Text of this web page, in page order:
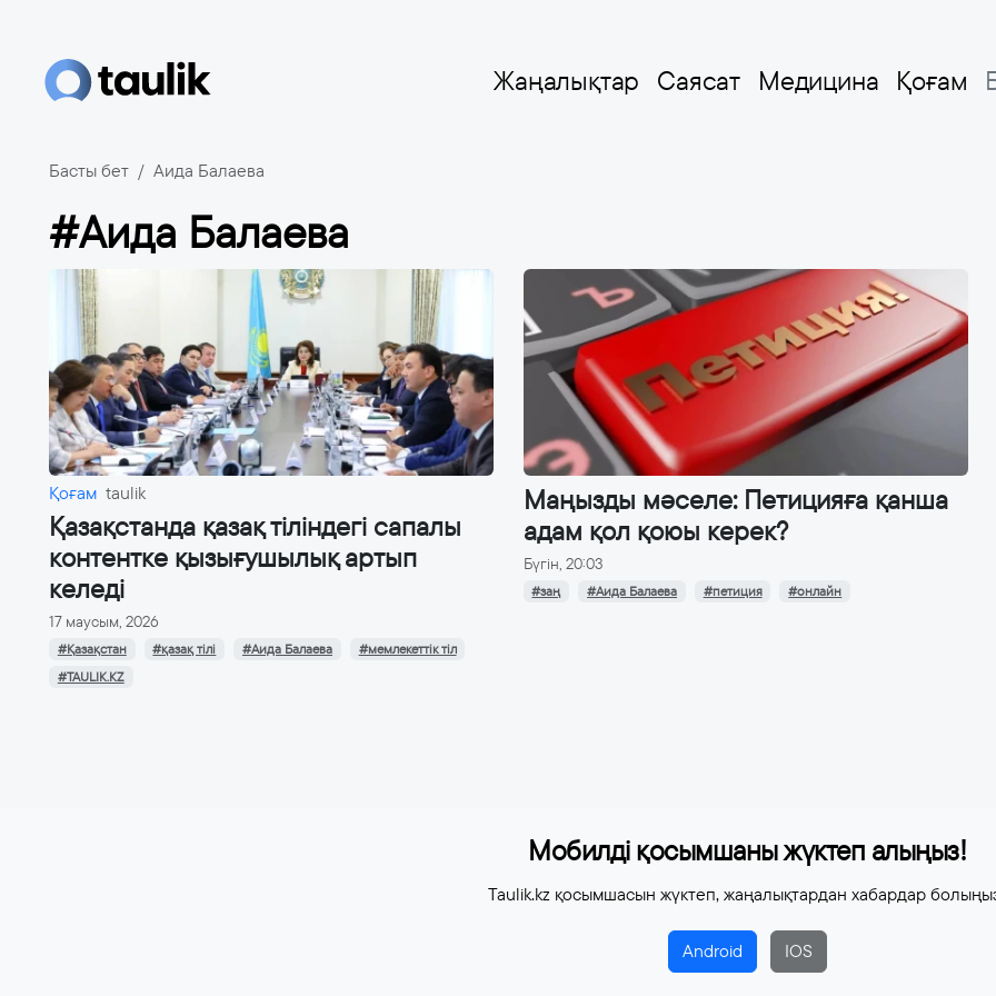
Жаңалықтар Саясат Медицина Қоғам
Басты бет Аида Балаева
#Аида Балаева
Қоғам taulik
Қазақстанда қазақ тіліндегі сапалы
контентке қызығушылық артып
келеді
17 маусым, 2026
#Қазақстан #қазақ тілі #Аида Балаева
#мемлекеттік тіл
#TAULIK.KZ
Маңызды мәселе: Петицияға қанша
адам қол қоюы керек?
Бүгін, 20:03
#заң #Аида Балаева #петиция #онлайн
Мобилді қосымшаны жүктеп алыңыз!
Taulik.kz қосымшасын жүктеп, жаңалықтардан хабардар
Android IOS